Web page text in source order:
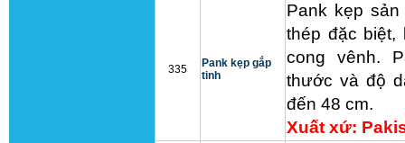
335
Pank kẹp gắp
tinh
Pank kẹp
thép đặc biệt,
cong vênh.
thước và độ
đến 48 cm.
Xuất xứ: